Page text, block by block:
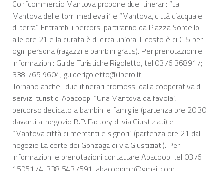
Confcommercio Mantova propone due itinerari: “La
Mantova delle torri medievali” e “Mantova, città d’acqua e
di terra”. Entrambi i percorsi partiranno da Piazza Sordello
alle ore 21 e la durata è di circa un’ora. Il costo è di € 5 per
ogni persona (ragazzi e bambini gratis). Per prenotazioni e
informazioni: Guide Turistiche Rigoletto, tel 0376 368917;
338 765 9604; guiderigoletto@libero.it.
Tornano anche i due itinerari promossi dalla cooperativa di
servizi turistici Abacoop: “Una Mantova da favola”,
percorso dedicato a bambini e famiglie (partenza ore 20.30
davanti al negozio B.P. Factory di via Giustiziati) e
“Mantova città di mercanti e signori” (partenza ore 21 dal
negozio La corte dei Gonzaga di via Giustiziati). Per
informazioni e prenotazioni contattare Abacoop: tel 0376